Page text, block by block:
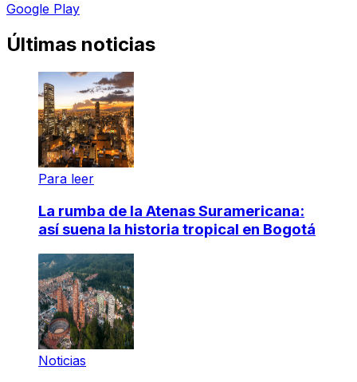
Google Play
Últimas noticias
Para leer
La rumba de la Atenas Suramericana:
así suena la historia tropical en Bogotá
Noticias